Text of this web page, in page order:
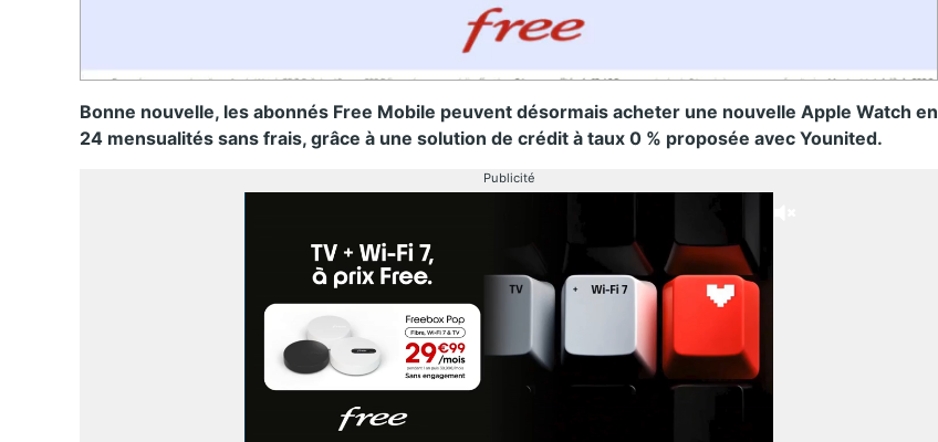
Bonne nouvelle, les abonnés Free Mobile peuvent désormais acheter une nouvelle Apple Watch en
24 mensualités sans frais, grâce à une solution de crédit à taux 0 % proposée avec Younited.
Publicité